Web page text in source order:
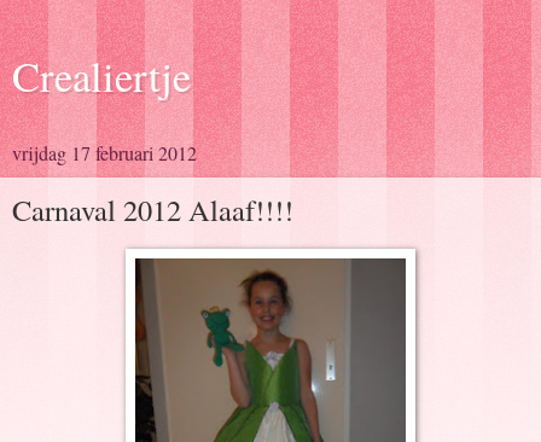
Crealiertje
vrijdag 17 februari 2012
Carnaval 2012 Alaaf!!!!